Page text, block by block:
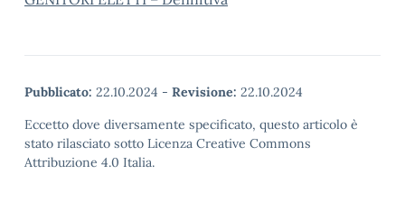
Pubblicato: 22.10.2024 - Revisione: 22.10.2024
Eccetto dove diversamente specificato, questo articolo è
stato rilasciato sotto Licenza Creative Commons
Attribuzione 4.0 Italia.